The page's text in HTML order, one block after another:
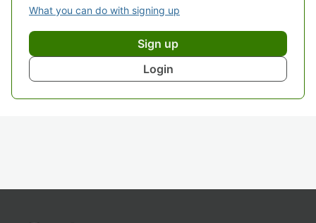
What you can do with signing up
Sign up
Login